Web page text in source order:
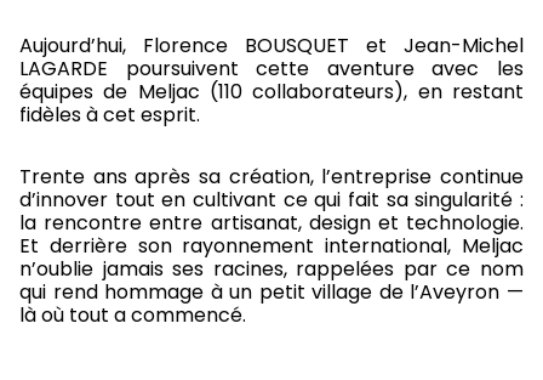
Aujourd’hui, Florence BOUSQUET et Jean-Michel
LAGARDE poursuivent cette aventure avec les
équipes de Meljac (110 collaborateurs), en restant
fidèles à cet esprit.
Trente ans après sa création, l’entreprise continue
d’innover tout en cultivant ce qui fait sa singularité :
la rencontre entre artisanat, design et technologie.
Et derrière son rayonnement international, Meljac
n’oublie jamais ses racines, rappelées par ce nom
qui rend hommage à un petit village de l’Aveyron —
là où tout a commencé.